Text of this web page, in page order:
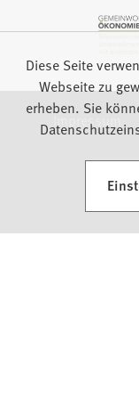
Impressum
Diese Seite
Webseite zu
erheben. Sie
(Öffnet in einem